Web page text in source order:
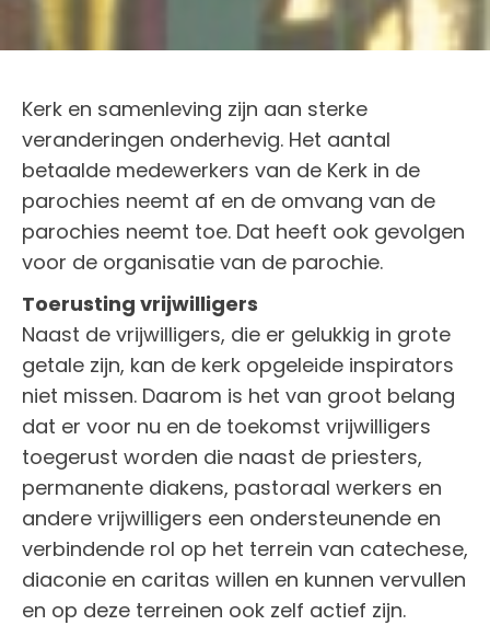
Kerk en samenleving zijn aan sterke
veranderingen onderhevig. Het aantal
betaalde medewerkers van de Kerk in de
parochies neemt af en de omvang van de
parochies neemt toe. Dat heeft ook gevolgen
voor de organisatie van de parochie.
Toerusting vrijwilligers
Naast de vrijwilligers, die er gelukkig in grote
getale zijn, kan de kerk opgeleide inspirators
niet missen. Daarom is het van groot belang
dat er voor nu en de toekomst vrijwilligers
toegerust worden die naast de priesters,
permanente diakens, pastoraal werkers en
andere vrijwilligers een ondersteunende en
verbindende rol op het terrein van catechese,
diaconie en caritas willen en kunnen vervullen
en op deze terreinen ook zelf actief zijn.